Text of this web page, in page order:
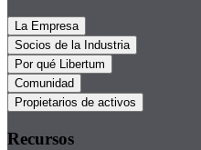
La Empresa
Socios de la Industria
Por qué Libertum
Comunidad
Propietarios de activos
Recursos